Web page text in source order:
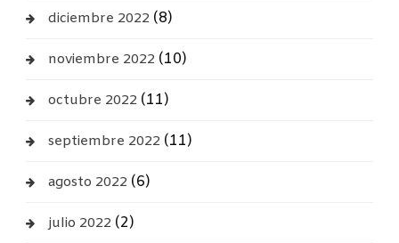
diciembre 2022 (8)
noviembre 2022 (10)
octubre 2022 (11)
septiembre 2022 (11)
agosto 2022 (6)
julio 2022 (2)